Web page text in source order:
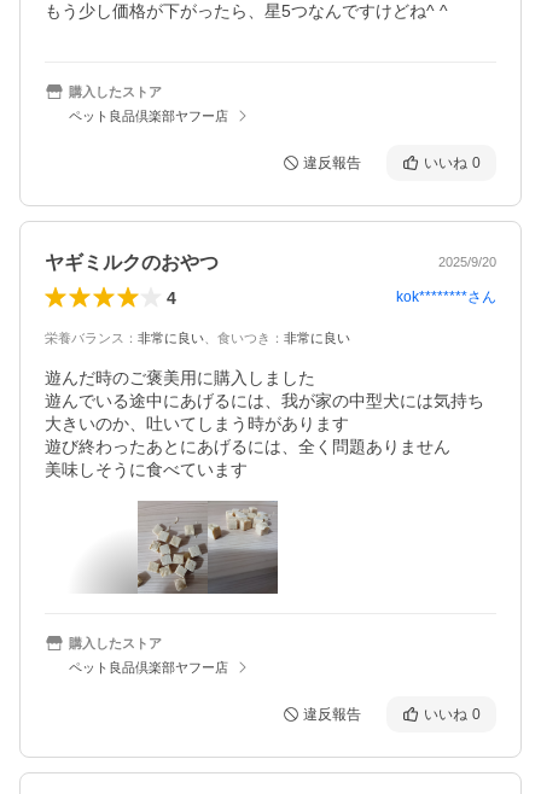
もう少し価格が下がったら、星5つなんですけどね^ ^
購入したストア
ペット良品倶楽部ヤフー店
違反報告 いいね 0
ヤギミルクのおやつ 2025/9/20
4 kok********さん
栄養バランス ： 非常に良い 食いつき ： 非常に良い
遊んだ時のご褒美用に購入しました
遊んでいる途中にあげるには、我が家の中型犬には気持ち
大きいのか、吐いてしまう時があります
遊び終わったあとにあげるには、全く問題ありません
美味しそうに食べています
購入したストア
ペット良品倶楽部ヤフー店
違反報告 いいね 0